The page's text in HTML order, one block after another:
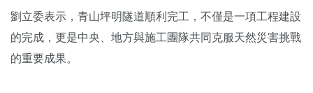
劉立委表示，青山坪明隧道順利完工，不僅是一項工程建設
的完成，更是中央、地方與施工團隊共同克服天然災害挑戰
的重要成果。